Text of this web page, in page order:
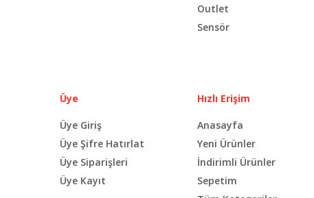
Outlet
Sensör
Üye
Üye Giriş
Üye Şifre Hatırlat
Üye Siparişleri
Üye Kayıt
Hızlı Erişim
Anasayfa
Yeni Ürünler
İndirimli Ürünler
Sepetim